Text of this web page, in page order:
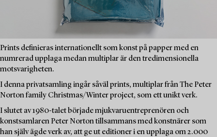
Prints definieras internationellt som konst på papper med en
numrerad upplaga medan multiplar är den tredimensionella
motsvarigheten.
I denna privatsamling ingår såväl prints, multiplar från The Peter
Norton family Christmas/Winter project, som ett unikt verk.
I slutet av 1980-talet började mjukvaruentreprenören och
konstsamlaren Peter Norton tillsammans med konstnärer som
han själv ägde verk av, att ge ut editioner i en upplaga om 2.000